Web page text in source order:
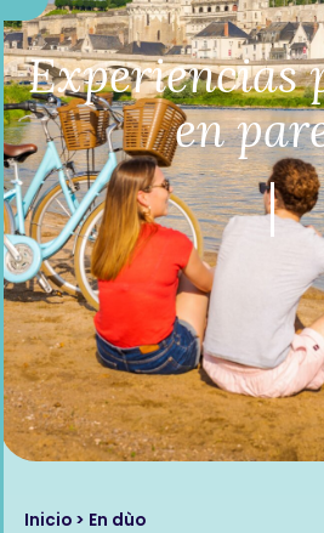
Experiencias
en
Inicio > En dùo